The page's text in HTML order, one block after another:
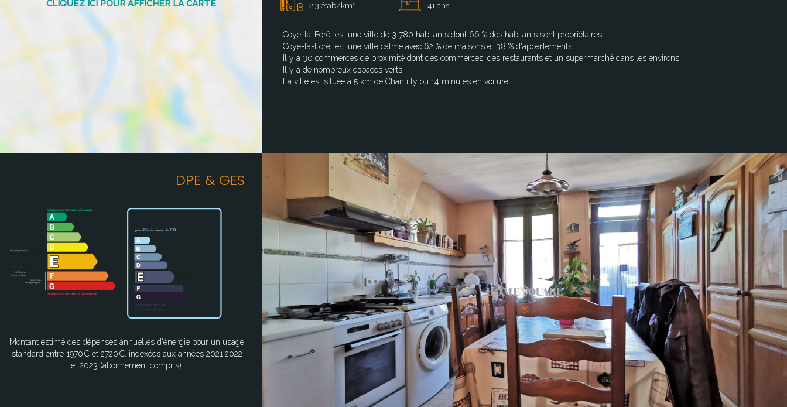
2,3 étab/km² 41 ans
Coye-la-Forêt est une ville de 3 780 habitants dont 66 % des habitants sont propriétaires.
Coye-la-Forêt est une ville calme avec 62 % de maisons et 38 % d'appartements.
Il y a 30 commerces de proximité dont des commerces, des restaurants et un supermarché dans les environs.
Il y a de nombreux espaces verts.
La ville est située à 5 km de Chantilly ou 14 minutes en voiture.
DPE & GES
Montant estimé des dépenses annuelles d'énergie pour un usage
standard entre 1970€ et 2720€. indexées aux années 2021,2022
et 2023 (abonnement compris).